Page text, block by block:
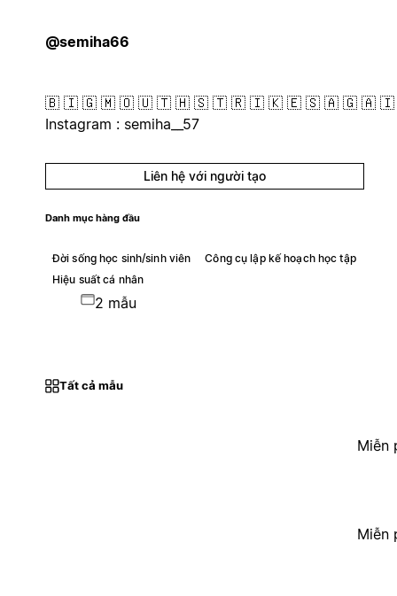
@semiha66
🇧 🇮 🇬 🇲 🇴 🇺 🇹 🇭 🇸 🇹 🇷 🇮 🇰 🇪 🇸 🇦 🇬 🇦
Instagram : semiha__57
Liên hệ với người tạo
Danh mục hàng đầu
Đời sống học sinh/sinh viên
Công cụ lập kế hoạch học tập
Hiệu suất cá nhân
2 mẫu
Tất cả mẫu
Miễn
Miễn